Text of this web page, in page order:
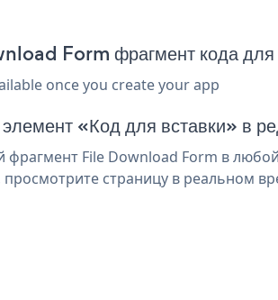
Form фрагмент кода
once you create your app
«Код для вставки»
фрагмент File Download Form в
просмотрите страницу в реальном